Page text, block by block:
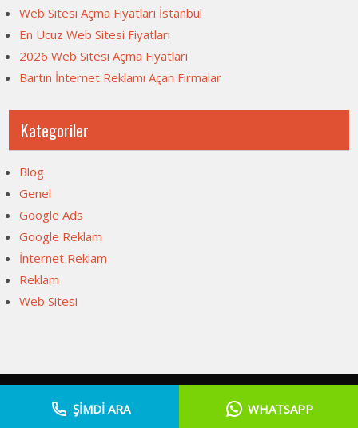
Web Sitesi Açma Fiyatları İstanbul
En Ucuz Web Sitesi Fiyatları
2026 Web Sitesi Açma Fiyatları
Bartın İnternet Reklamı Açan Firmalar
Kategoriler
Blog
Genel
Google Ads
Google Reklam
İnternet Reklam
Reklam
Web Sitesi
ŞİMDİ ARA WHATSAPP